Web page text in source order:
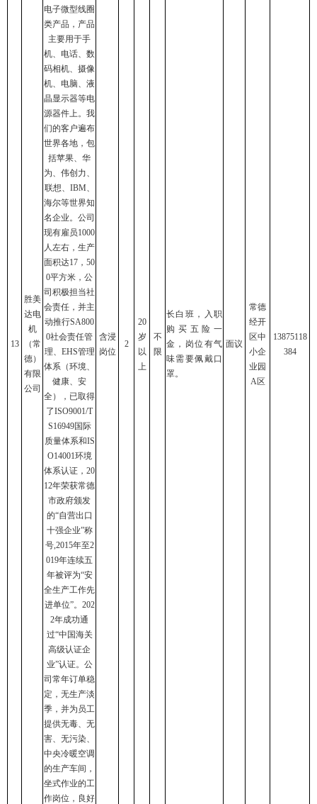
13
胜美
达电
机
（常
德）
有限
公司
电子微型线圈
类产品，产品
主要用于手
机、电话、数
码相机、摄像
机、电脑、液
晶显示器等电
源器件上。我
们的客户遍布
世界各地，包
括苹果、华
为、伟创力、
联想、IBM、
海尔等世界知
名企业。公司
现有雇员1000
人左右，生产
面积达17，50
0平方米，公
司积极担当社
会责任，并主
动推行SA800
0社会责任管
理、EHS管理
体系（环境、
健康、安
全），已取得
了ISO9001/T
S16949国际
质量体系和IS
O14001环境
体系认证，20
12年荣获常德
市政府颁发
的“自营出口
十强企业”称
号,2015年至2
019年连续五
年被评为“安
全生产工作先
进单位”。202
2年成功通
过“中国海关
高级认证企
业”认证。公
司常年订单稳
定，无生产淡
季，并为员工
提供无毒、无
害、无污染、
中央冷暖空调
的生产车间，
坐式作业的工
作岗位，良好
含浸
岗位
2
20
岁
以
上
不
限
长白班，入职
购买五险一
金，岗位有气
味需要佩戴口
罩。
面议
常德
经开
区中
小企
业园
A区
13875118
384